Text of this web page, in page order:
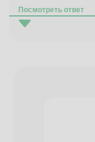
Посмотреть ответ